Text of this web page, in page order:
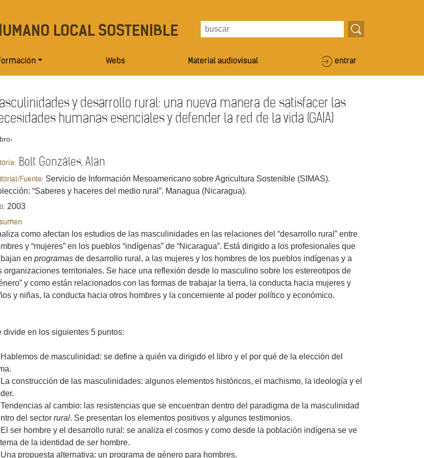
LOCAL SOSTENIBLE
Webs Material audiovisual entrar
y desarrollo rural: una nueva manera de satisfacer las
humanas esenciales y defender la red de la vida (GAIA)
Bolt Gonzáles, Alan
Fuente: Servicio de Información Mesoamericano sobre Agricultura Sostenible (SIMAS).
“Saberes y haceres del medio rural”. Managua (Nicaragua).
2003
como afectan los estudios de las masculinidades en las relaciones del “desarrollo rural” entre
y “mujeres” en los pueblos “indígenas” de “Nicaragua”. Está dirigido a los profesionales que
en programas de desarrollo rural, a las mujeres y los hombres de los pueblos indígenas y a
organizaciones territoriales. Se hace una reflexión desde lo masculino sobre los estereotipos de
y como están relacionados con las formas de trabajar la tierra, la conducta hacia mujeres y
y niñas, la conducta hacia otros hombres y la concerniente al poder político y económico.
divide en los siguientes 5 puntos:
de masculinidad: se define a quién va dirigido el libro y el por qué de la elección del
construcción de las masculinidades: algunos elementos históricos, el machismo, la ideología y el
al cambio: las resistencias que se encuentran dentro del paradigma de la masculinidad
del sector rural. Se presentan los elementos positivos y algunos testimonios.
ser hombre y el desarrollo rural: se analiza el cosmos y como desde la población indígena se ve
de la identidad de ser hombre.
propuesta alternativa: un programa de género para hombres.